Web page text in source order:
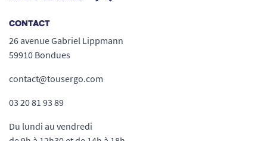
CONTACT
26 avenue Gabriel Lippmann
59910 Bondues
contact@tousergo.com
03 20 81 93 89
Du lundi au vendredi